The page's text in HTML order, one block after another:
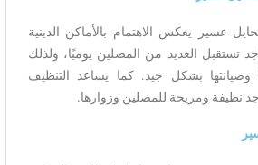
عسير يعكس الاهتمام بالأماكن الدينية
تستقبل العديد من المصلين يوميًا، ولذلك
وصيانتها بشكل جيد. كما يساعد التنظيف
نظيفة ومريحة للمصلين وزوارها.